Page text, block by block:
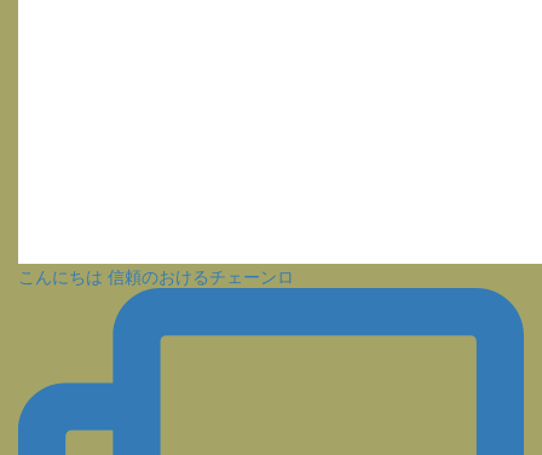
こんにちは 信頼のおけるチェーンロ